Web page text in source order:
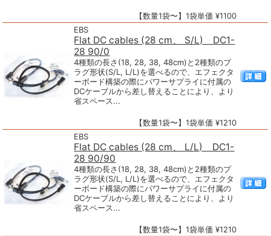
【数量1袋〜】1袋単価 ¥1100
EBS
Flat DC cables (28 cm、 S/L) DC1-
28 90/0
4種類の長さ(18, 28, 38, 48cm)と2種類のプ
ラグ形状(S/L, L/L)を選べるので、エフェクタ
ーボード構築の際にパワーサプライに付属の
DCケーブルから差し替えることにより、より
省スペース...
【数量1袋〜】1袋単価 ¥1210
EBS
Flat DC cables (28 cm、 L/L) DC1-
28 90/90
4種類の長さ(18, 28, 38, 48cm)と2種類のプ
ラグ形状(S/L, L/L)を選べるので、エフェクタ
ーボード構築の際にパワーサプライに付属の
DCケーブルから差し替えることにより、より
省スペース...
【数量1袋〜】1袋単価 ¥1210